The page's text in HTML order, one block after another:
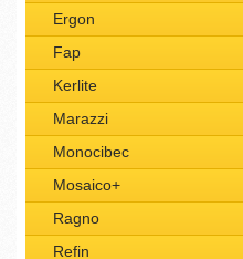
Ergon
Fap
Kerlite
Marazzi
Monocibec
Mosaico+
Ragno
Refin